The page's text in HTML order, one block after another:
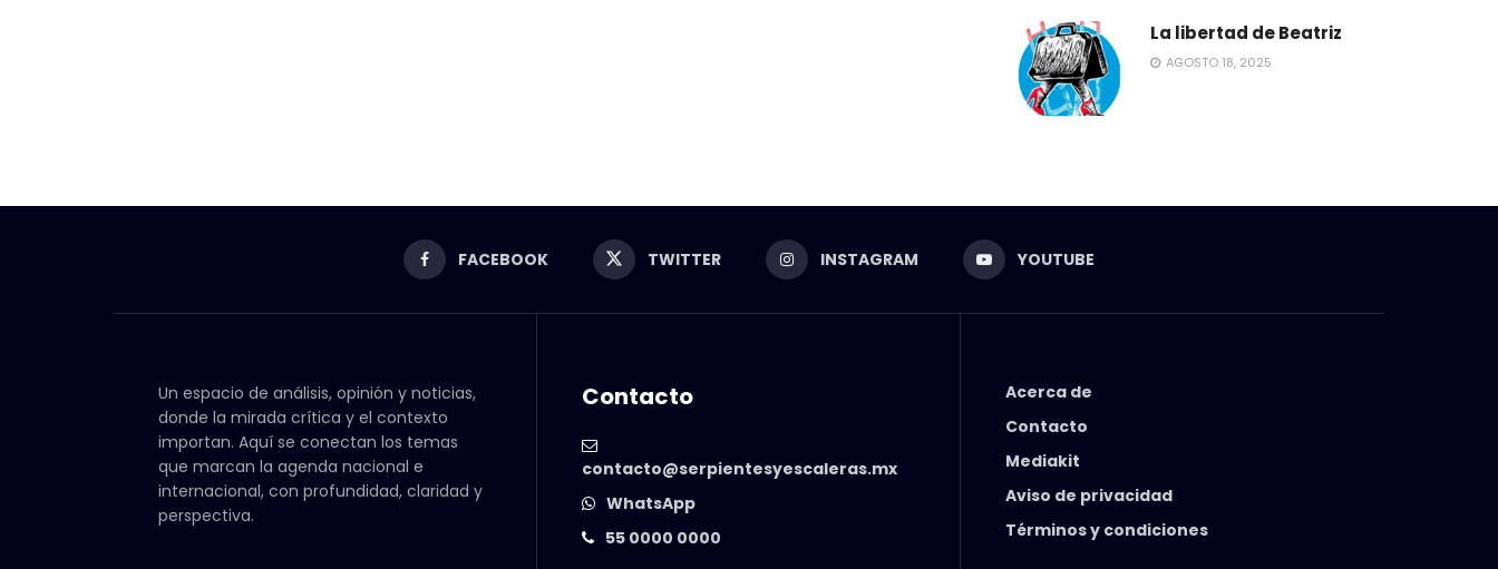
La libertad de Beatriz
AGOSTO 18, 2025
FACEBOOK TWITTER INSTAGRAM YOUTUBE
Un espacio de análisis, opinión y noticias,
donde la mirada crítica y el contexto
importan. Aquí se conectan los temas
que marcan la agenda nacional e
internacional, con profundidad, claridad y
perspectiva.
Contacto
contacto@serpientesyescaleras.mx
WhatsApp
55 0000 0000
Acerca de
Contacto
Mediakit
Aviso de privacidad
Términos y condiciones